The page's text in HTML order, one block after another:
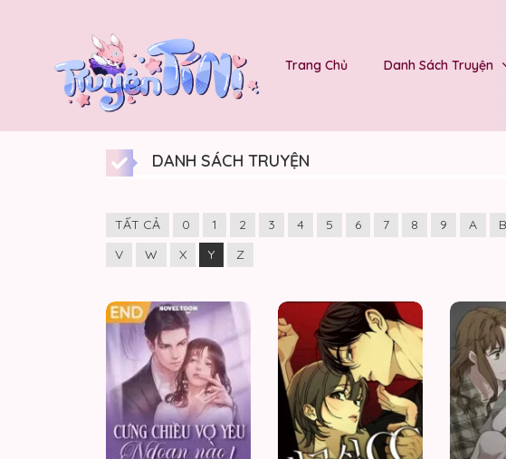
Trang Chủ Danh Sách Truyện
DANH SÁCH TRUYỆN
TẤT CẢ 0 1 2 3 4 5 6 7 8 9 A B
V
W X Y Z